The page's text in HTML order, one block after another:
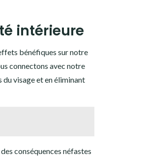
intérieure
bénéfiques sur notre
connectons avec notre
visage et en éliminant
conséquences néfastes